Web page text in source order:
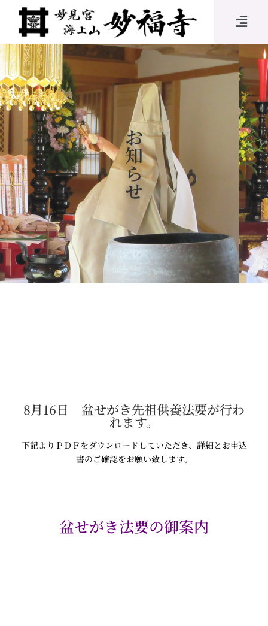
お
知
ら
せ
8月16日 盆せがき先祖供養法要が行わ
れます。
下記よりＰＤＦをダウンロードしていただき、詳細とお申込
書のご確認をお願い致します。
盆せがき法要の御案内